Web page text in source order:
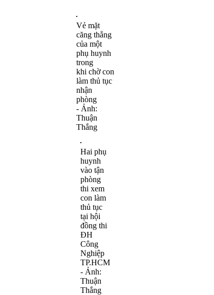
Vẻ mặt
căng thẳng
của một
phụ huynh
trong
khi chờ con
làm thủ tục
nhận
phòng
- Ảnh:
Thuận
Thắng
Hai phụ
huynh
vào tận
phòng
thi xem
con làm
thủ tục
tại hội
đồng thi
ĐH
Công
Nghiệp
TP.HCM
- Ảnh:
Thuận
Thắng